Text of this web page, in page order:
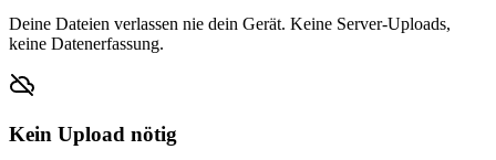
Deine Dateien verlassen nie dein Gerät. Keine Server-Uploads,
keine Datenerfassung.
Kein Upload nötig